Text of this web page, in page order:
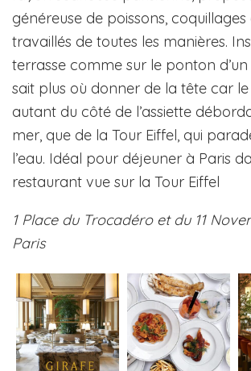
généreuse de poissons,
travaillés de toutes les manières.
terrasse comme sur le ponton
sait plus où donner de la tête car
autant du côté de l’assiette
mer, que de la Tour Eiffel, qui
l’eau. Idéal pour déjeuner à Paris
restaurant vue sur la Tour Eiffel
1 Place du Trocadéro et du 11
Paris